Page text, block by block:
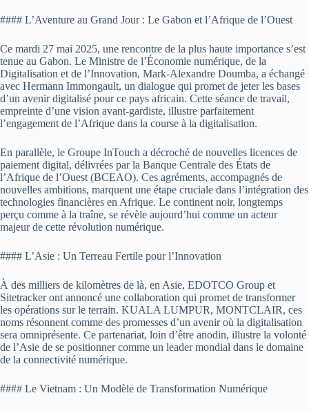
#### L’Aventure au Grand Jour : Le Gabon et l’Afrique de l’Ouest
Ce mardi 27 mai 2025, une rencontre de la plus haute importance s’est
tenue au Gabon. Le Ministre de l’Économie numérique, de la
Digitalisation et de l’Innovation, Mark-Alexandre Doumba, a échangé
avec Hermann Immongault, un dialogue qui promet de jeter les bases
d’un avenir digitalisé pour ce pays africain. Cette séance de travail,
empreinte d’une vision avant-gardiste, illustre parfaitement
l’engagement de l’Afrique dans la course à la digitalisation.
En parallèle, le Groupe InTouch a décroché de nouvelles licences de
paiement digital, délivrées par la Banque Centrale des États de
l’Afrique de l’Ouest (BCEAO). Ces agréments, accompagnés de
nouvelles ambitions, marquent une étape cruciale dans l’intégration des
technologies financières en Afrique. Le continent noir, longtemps
perçu comme à la traîne, se révèle aujourd’hui comme un acteur
majeur de cette révolution numérique.
#### L’Asie : Un Terreau Fertile pour l’Innovation
À des milliers de kilomètres de là, en Asie, EDOTCO Group et
Sitetracker ont annoncé une collaboration qui promet de transformer
les opérations sur le terrain. KUALA LUMPUR, MONTCLAIR, ces
noms résonnent comme des promesses d’un avenir où la digitalisation
sera omniprésente. Ce partenariat, loin d’être anodin, illustre la volonté
de l’Asie de se positionner comme un leader mondial dans le domaine
de la connectivité numérique.
#### Le Vietnam : Un Modèle de Transformation Numérique